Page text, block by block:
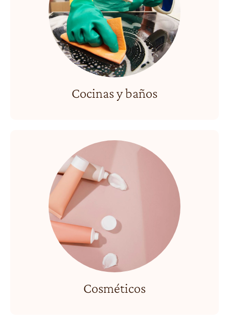
Cocinas y baños
Cosméticos